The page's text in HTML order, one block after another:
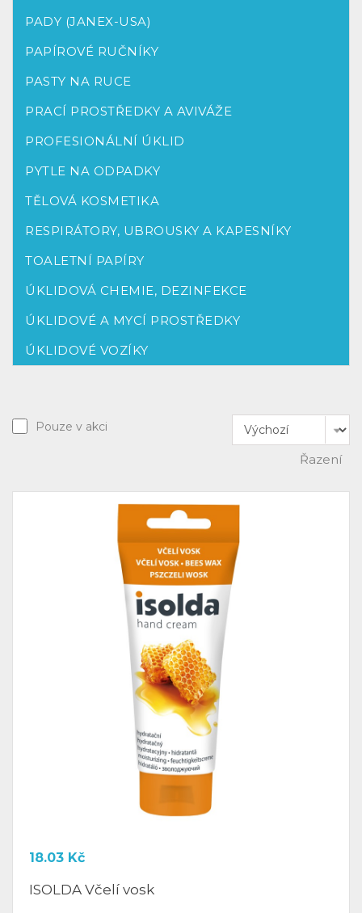
PADY (JANEX-USA)
PAPÍROVÉ RUČNÍKY
PASTY NA RUCE
PRACÍ PROSTŘEDKY A AVIVÁŽE
PROFESIONÁLNÍ ÚKLID
PYTLE NA ODPADKY
TĚLOVÁ KOSMETIKA
RESPIRÁTORY, UBROUSKY A KAPESNÍKY
TOALETNÍ PAPÍRY
ÚKLIDOVÁ CHEMIE, DEZINFEKCE
ÚKLIDOVÉ A MYCÍ PROSTŘEDKY
ÚKLIDOVÉ VOZÍKY
Pouze v akci
Řazení
18.03 Kč
ISOLDA Včelí vosk